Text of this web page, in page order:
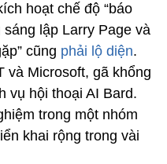
hoạt chế độ “báo
sáng lập Larry Page và
cũng phải lộ diện.
và Microsoft, gã khổng
vụ hội thoại AI Bard.
trong một nhóm
khai rộng trong vài